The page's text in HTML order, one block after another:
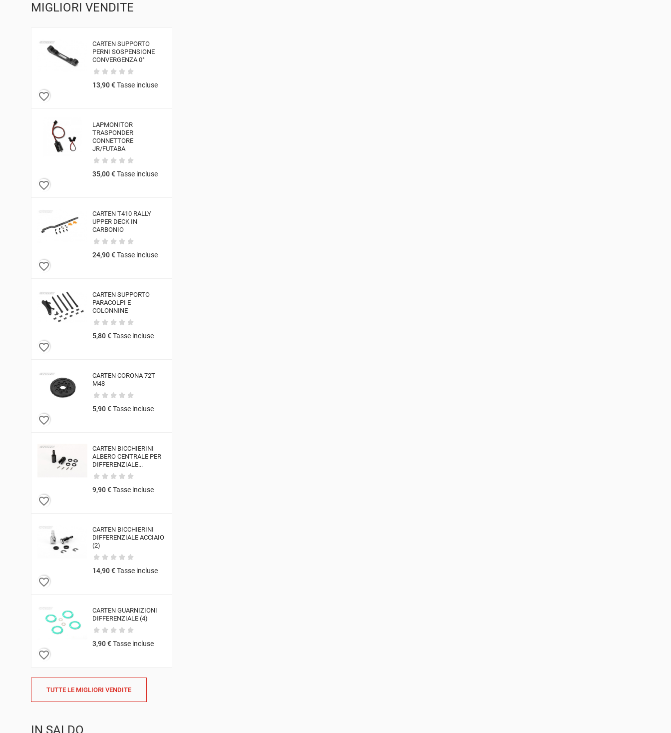
MIGLIORI VENDITE
CARTEN SUPPORTO
PERNI SOSPENSIONE
CONVERGENZA 0°
13,90 €Tasse incluse
favorite_border
LAPMONITOR
TRASPONDER
CONNETTORE
JR/FUTABA
35,00 €Tasse incluse
favorite_border
CARTEN T410 RALLY
UPPER DECK IN
CARBONIO
24,90 €Tasse incluse
favorite_border
CARTEN SUPPORTO
PARACOLPI E
COLONNINE
5,80 €Tasse incluse
favorite_border
CARTEN CORONA 72T
M48
5,90 €Tasse incluse
favorite_border
CARTEN BICCHIERINI
ALBERO CENTRALE PER
DIFFERENZIALE...
9,90 €Tasse incluse
favorite_border
CARTEN BICCHIERINI
DIFFERENZIALE ACCIAIO
(2)
14,90 €Tasse incluse
favorite_border
CARTEN GUARNIZIONI
DIFFERENZIALE (4)
3,90 €Tasse incluse
favorite_border
TUTTE LE MIGLIORI VENDITE
IN SALDO